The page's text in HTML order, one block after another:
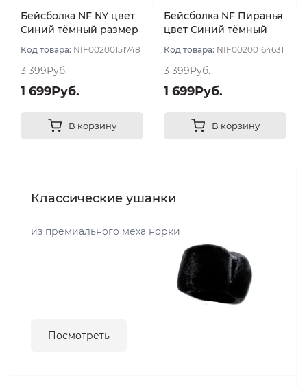
Бейсболка NF NY цвет
Синий тёмный размер
Код товара: NIF00200151748
3 399Руб.
1 699Руб.
В корзину
Бейсболка NF Пиранья
цвет Синий тёмный
Код товара: NIF00200164631
3 399Руб.
1 699Руб.
В корзину
Классические ушанки
из премиального меха норки
Посмотреть